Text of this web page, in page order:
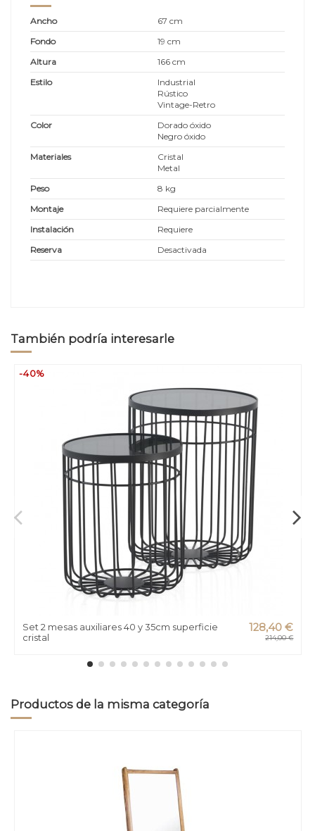
Ancho
67 cm
Fondo
19 cm
Altura
166 cm
Estilo
Industrial
Rústico
Vintage-Retro
Color
Dorado óxido
Negro óxido
Materiales
Cristal
Metal
Peso
8 kg
Montaje
Requiere parcialmente
Instalación
Requiere
Reserva
Desactivada
También podría interesarle
-40%
Set 2 mesas auxiliares 40 y 35cm superficie
cristal
128,40 €
214,00 €
Productos de la misma categoría